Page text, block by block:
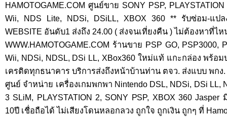
HAMOTOGAME.COM ศูนย์ขาย SONY PSP,
Wii, NDS Lite, NDSi, DSiLL, XBOX 360 ** รับซ่อม-แป
WEBSITE อันดับ1 ส่งถึง 24.00 ( ส่งจนเที่ยงคืน ) ไม่ต้องหาที่
WWW.HAMOTOGAME.COM ร้านขาย PSP GO, PSP3000,
Wii, NDSi, NDSL, DSi LL, XBox360 ใหม่แท้ แกะกล่อง พร้อ
เครติดทุกธนาคาร บริการส่งถึงหน้าบ้านท่าน ตจว. ส่งแบบ พกง.
ศูนย์ จำหน่าย เครื่องเกมพกพา Nintendo DSL, NDSi, DSi LL,
3 SLiM, PLAYSTATION 2, SONY PSP, XBOX 360
10ปี เชื่อถือได้ ไม่เสียงโดนหลอกลวง ถูกใจ ถูกเงิน ถูกๆ ที่